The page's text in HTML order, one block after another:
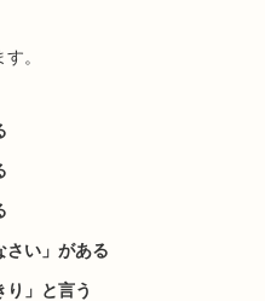
。
さい」がある
り」と言う